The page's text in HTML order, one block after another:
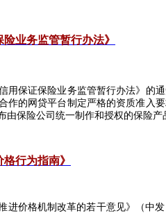
业务监管暂行办法》
用保证保险业务监管暂行办法》的
作的网贷平台制定严格的资质准入
由保险公司统一制作和授权的保险
行为指南》
进价格机制改革的若干意见》（中发